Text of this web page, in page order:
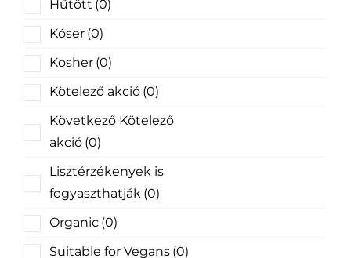
Hűtött (0)
Kóser (0)
Kosher (0)
Kötelező akció (0)
Következő Kötelező
akció (0)
Lisztérzékenyek is
fogyaszthatják (0)
Organic (0)
Suitable for Vegans (0)